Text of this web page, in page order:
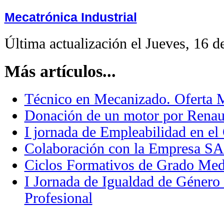
Mecatrónica Industrial
Última actualización el Jueves, 16
Más artículos...
Técnico en Mecanizado. Oferta
Donación de un motor por
I jornada de Empleabilidad en el
Colaboración con la Empresa
Ciclos Formativos de Grado
I Jornada de Igualdad de
Profesional